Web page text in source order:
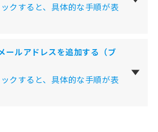
クすると、具体的な手順が表
ールアドレスを追加する（ブ
クすると、具体的な手順が表